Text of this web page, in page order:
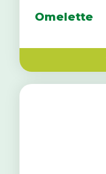
Omelette